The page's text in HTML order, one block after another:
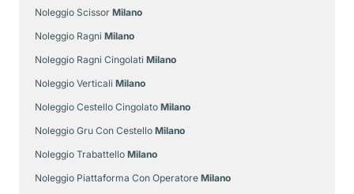
Noleggio Scissor Milano
Noleggio Ragni Milano
Noleggio Ragni Cingolati Milano
Noleggio Verticali Milano
Noleggio Cestello Cingolato Milano
Noleggio Gru Con Cestello Milano
Noleggio Trabattello Milano
Noleggio Piattaforma Con Operatore Milano